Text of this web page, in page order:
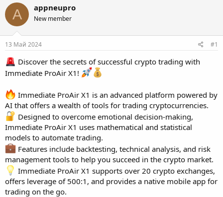
т
о
р
е
м
ы
т
н
л
а
A appneupro
New member
13 Май 2024 #1
Discover the secrets of successful crypto trading with
Immediate ProAir X1!
Immediate ProAir X1 is an advanced platform powered by
AI that offers a wealth of tools for trading cryptocurrencies.
Designed to overcome emotional decision-making,
Immediate ProAir X1 uses mathematical and statistical
models to automate trading.
Features include backtesting, technical analysis, and risk
management tools to help you succeed in the crypto market.
Immediate ProAir X1 supports over 20 crypto exchanges,
offers leverage of 500:1, and provides a native mobile app for
trading on the go.